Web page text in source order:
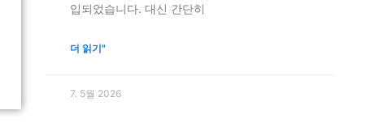
입되었습니다. 대신 간단히
더 읽기"
7. 5월 2026